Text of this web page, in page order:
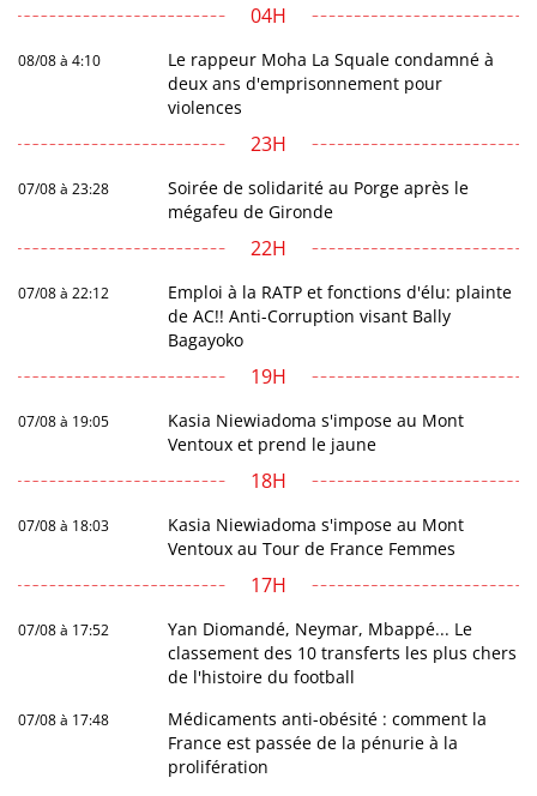
04H
08/08 à 4:10
Le rappeur Moha La Squale condamné à
deux ans d'emprisonnement pour
violences
23H
07/08 à 23:28
Soirée de solidarité au Porge après le
mégafeu de Gironde
22H
07/08 à 22:12
Emploi à la RATP et fonctions d'élu: plainte
de AC!! Anti-Corruption visant Bally
Bagayoko
19H
07/08 à 19:05
Kasia Niewiadoma s'impose au Mont
Ventoux et prend le jaune
18H
07/08 à 18:03
Kasia Niewiadoma s'impose au Mont
Ventoux au Tour de France Femmes
17H
07/08 à 17:52
Yan Diomandé, Neymar, Mbappé... Le
classement des 10 transferts les plus chers
de l'histoire du football
07/08 à 17:48
Médicaments anti-obésité : comment la
France est passée de la pénurie à la
prolifération